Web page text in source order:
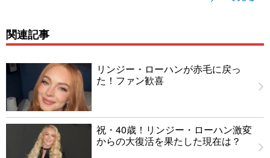
関連記事
リンジー・ローハンが赤毛に戻っ
た！ファン歓喜
祝・40歳！リンジー・ローハン激変
からの大復活を果たした現在は？